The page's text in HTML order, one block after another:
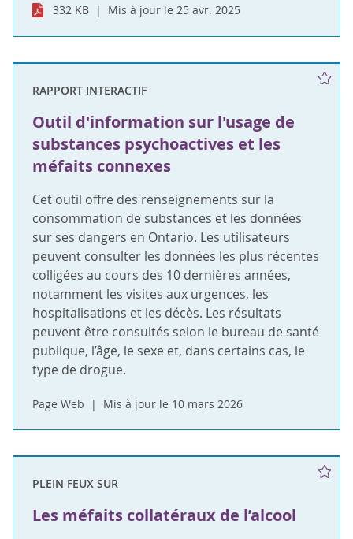
332 KB Mis à jour le 25 avr. 2025
RAPPORT INTERACTIF
Outil d'information sur l'usage de
substances psychoactives et les
méfaits connexes
Cet outil offre des renseignements sur la
consommation de substances et les données
sur ses dangers en Ontario. Les utilisateurs
peuvent consulter les données les plus récentes
colligées au cours des 10 dernières années,
notamment les visites aux urgences, les
hospitalisations et les décès. Les résultats
peuvent être consultés selon le bureau de santé
publique, l’âge, le sexe et, dans certains cas, le
type de drogue.
Page Web Mis à jour le 10 mars 2026
PLEIN FEUX SUR
Les méfaits collatéraux de l’alcool